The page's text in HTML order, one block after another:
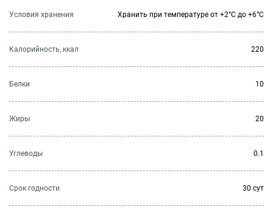
Условия хранения Хранить при температуре от +2°С до +6°С
Калорийность, ккал 220
Белки 10
Жиры 20
Углеводы 0.1
Cрок годности 30 сут